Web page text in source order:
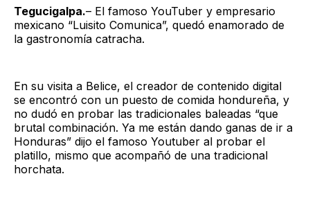
Tegucigalpa.– El famoso YouTuber y empresario
mexicano “Luisito Comunica”, quedó enamorado de
la gastronomía catracha.
En su visita a Belice, el creador de contenido digital
se encontró con un puesto de comida hondureña, y
no dudó en probar las tradicionales baleadas “que
brutal combinación. Ya me están dando ganas de ir a
Honduras” dijo el famoso Youtuber al probar el
platillo, mismo que acompañó de una tradicional
horchata.